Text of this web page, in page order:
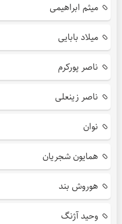
میثم ابراهیمی
میلاد بابایی
ناصر پورکرم
ناصر زینعلی
نوان
همایون شجریان
هوروش بند
وحید آژنگ